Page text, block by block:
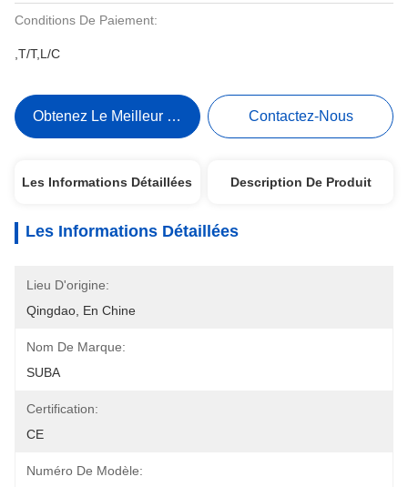
Conditions De Paiement:
,T/T,L/C
Obtenez Le Meilleur Prix Contactez-Nous
Les Informations Détaillées Description De Produit
Les Informations Détaillées
Lieu D'origine:
Qingdao, En Chine
Nom De Marque:
SUBA
Certification:
CE
Numéro De Modèle: